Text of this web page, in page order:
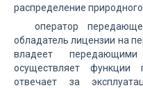
распределение природного
оператор
обладатель лицензии на
владеет
осуществляет функции
отвечает за